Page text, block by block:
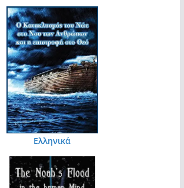
Ελληνικά